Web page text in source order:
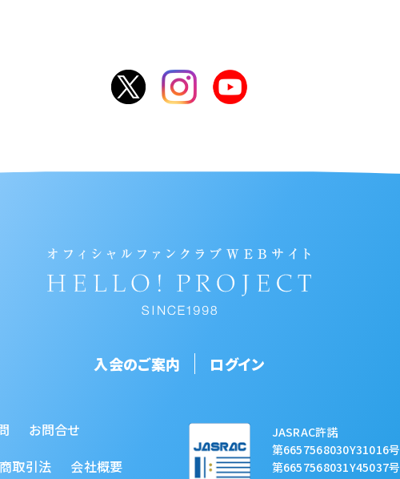
入会のご案内 ログイン
お問合せ
取引法 会社概要
JASRAC許諾
第6657568030Y31016号
第6657568031Y45037号